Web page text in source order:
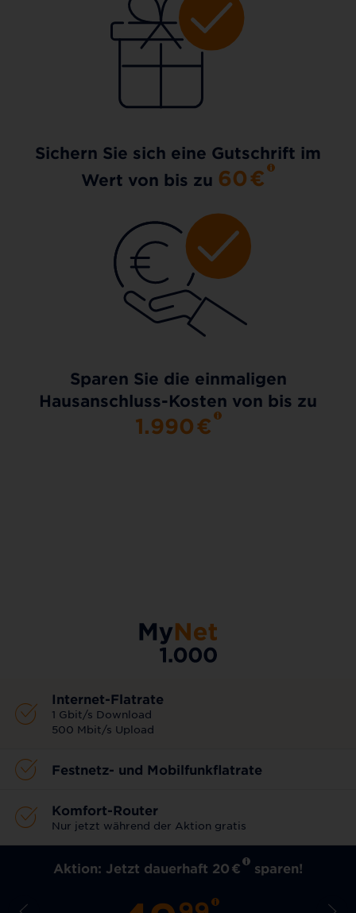
Sichern Sie sich eine Gutschrift im
Wert von bis zu 60€
Sparen Sie die einmaligen
Hausanschluss-Kosten von bis zu
1.990€
Internet-Flatrate
1 Gbit/s Download
500 Mbit/s Upload
Festnetz- und Mobilfunkflatrate
Komfort-Router
Nur jetzt während der Aktion gratis
Aktion: Jetzt dauerhaft 20 € sparen!